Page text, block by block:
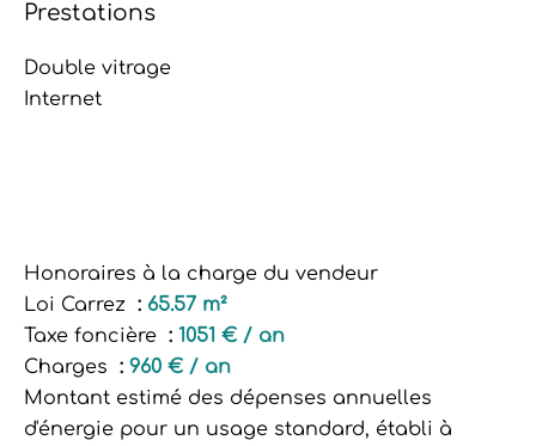
Prestations
Double vitrage
Internet
Honoraires à la charge du vendeur
Loi Carrez
65.57 m²
Taxe foncière
1051 € / an
Charges
960 € / an
Montant estimé des dépenses annuelles
d'énergie pour un usage standard, établi à